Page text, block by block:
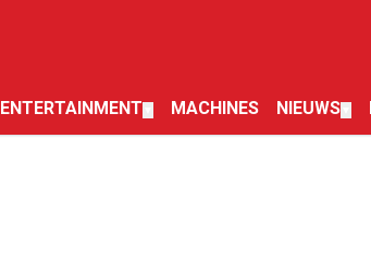
ENTERTAINMENT MACHINES NIEUWS